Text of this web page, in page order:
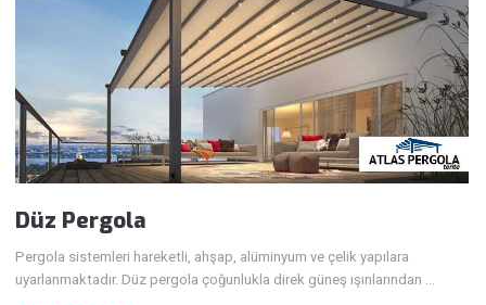
Düz Pergola
Pergola sistemleri hareketli, ahşap, alüminyum ve çelik yapılara
uyarlanmaktadır. Düz pergola çoğunlukla direk güneş ışınlarından …